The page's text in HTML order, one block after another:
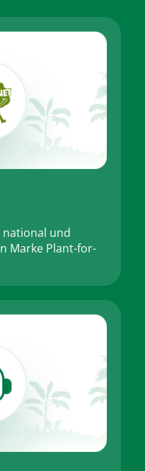
und
Marke Plant-for-